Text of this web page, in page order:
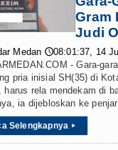
Kapolda
Ketua GRIB
Gubernur
Rico Waas :
Gram
Judi
Medan 🕔08:01:37, 14
- Gara-
pria inisial SH(35) di
harus rela mendekam di
ia dijebloskan ke
Selengkapnya ▸